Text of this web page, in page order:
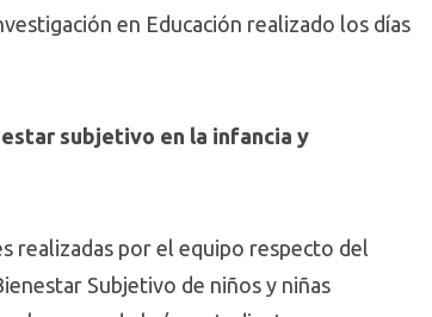
en Educación realizado los días
subjetivo en la infancia y
realizadas por el equipo respecto del
Subjetivo de niños y niñas